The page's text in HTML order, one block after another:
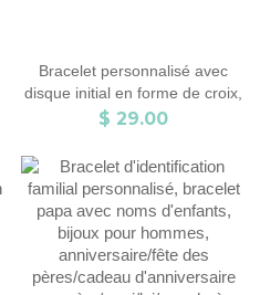
Bracelet personnalisé avec
disque initial en forme de croix,
bijoux religieux en argent
cadeau chrétien, cadeau
d'anniversaire/fête des mères
pour elle/maman
$ 29.00